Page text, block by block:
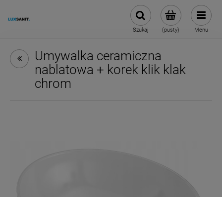
(pusty)
Szukaj Menu
Umywalka ceramiczna
nablatowa + korek klik klak
chrom